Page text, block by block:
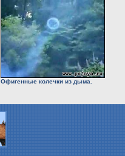
Офигенные колечки из дыма.